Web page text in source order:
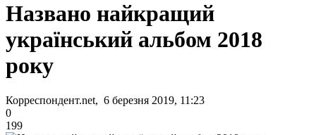
Названо найкращий
український альбом 2018
року
Корреспондент.net, 6 березня 2019, 11:23
0
199